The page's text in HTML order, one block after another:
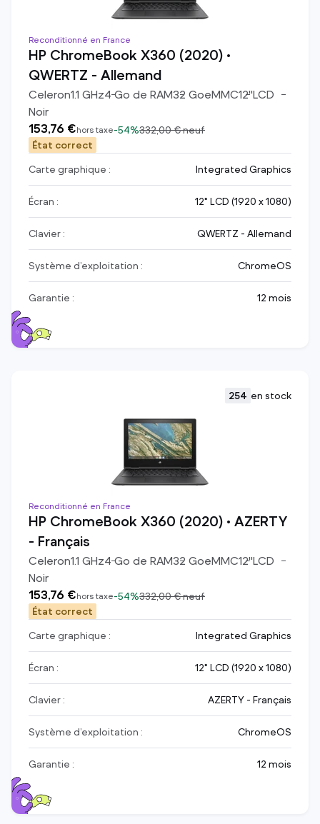
Reconditionné en France
HP ChromeBook X360 (2020) •
QWERTZ - Allemand
Celeron1.1 GHz4Go de RAM32 GoeMMC12"LCD
Noir
153,76 €hors taxe-54%332,00 €neuf
État correct
Carte graphique :
Integrated Graphics
Écran : 12" LCD (1920 x 1080)
Clavier : QWERTZ - Allemand
Système d’exploitation : ChromeOS
Garantie : 12 mois
254 en stock
Reconditionné en France
HP ChromeBook X360 (2020) • AZERTY
- Français
Celeron1.1 GHz4Go de RAM32 GoeMMC12"LCD
Noir
153,76 €hors taxe-54%332,00 €neuf
État correct
Carte graphique :
Integrated Graphics
Écran : 12" LCD (1920 x 1080)
Clavier : AZERTY - Français
Système d’exploitation : ChromeOS
Garantie : 12 mois